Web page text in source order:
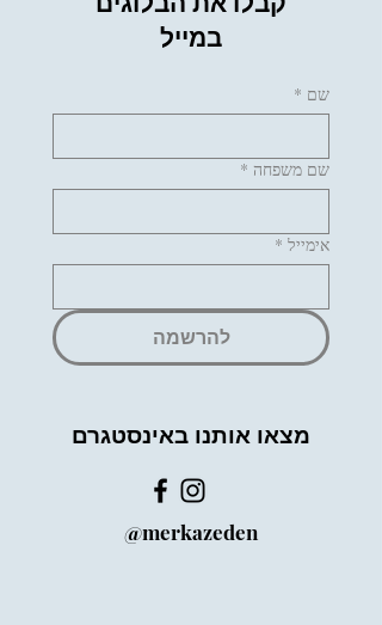
במייל
שם *
שם משפחה *
אימייל *
להרשמה
מצאו אותנו באינסטגרם
@merkazeden